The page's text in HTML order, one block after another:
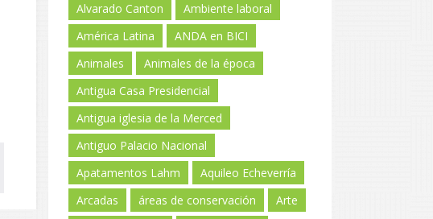
Alvarado Canton
Ambiente laboral
América Latina
ANDA en BICI
Animales
Animales de la época
Antigua Casa Presidencial
Antigua iglesia de la Merced
Antiguo Palacio Nacional
Apatamentos Lahm
Aquileo Echeverría
Arcadas
áreas de conservación
Arte